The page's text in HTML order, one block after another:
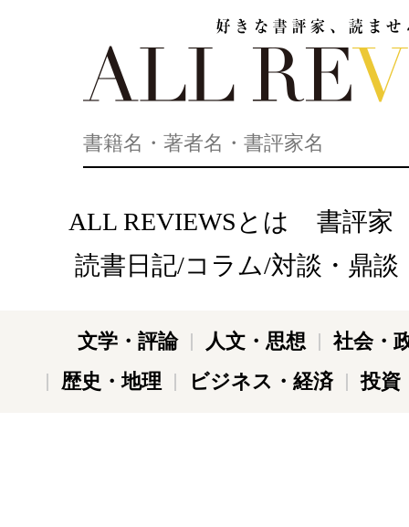
ALL REVIEWSとは
書評家
読書日記/コラム/対談・鼎談
文学・評論 人文・思想
社会・
歴史・地理
ビジネス・経済 投資